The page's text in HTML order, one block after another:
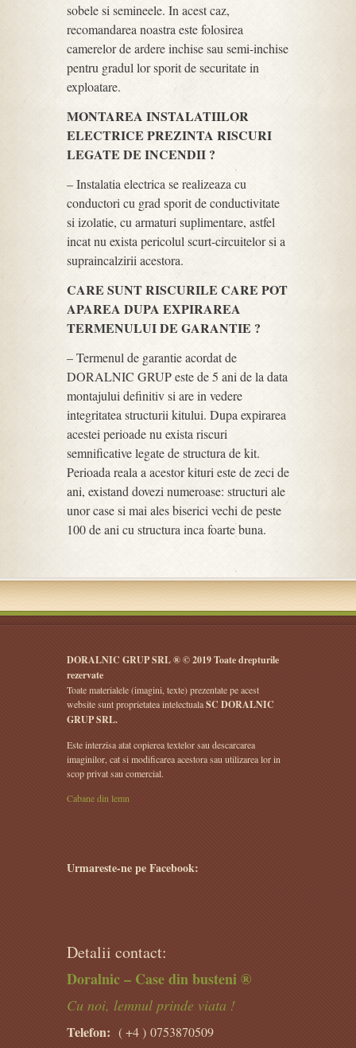
sobele si semineele. In acest caz,
recomandarea noastra este folosirea
camerelor de ardere inchise sau semi-inchise
pentru gradul lor sporit de securitate in
exploatare.
MONTAREA INSTALATIILOR
ELECTRICE PREZINTA RISCURI
LEGATE DE INCENDII ?
– Instalatia electrica se realizeaza cu
conductori cu grad sporit de conductivitate
si izolatie, cu armaturi suplimentare, astfel
incat nu exista pericolul scurt-circuitelor si a
supraincalzirii acestora.
CARE SUNT RISCURILE CARE POT
APAREA DUPA EXPIRAREA
TERMENULUI DE GARANTIE ?
– Termenul de garantie acordat de
DORALNIC GRUP este de 5 ani de la data
montajului definitiv si are in vedere
integritatea structurii kitului. Dupa expirarea
acestei perioade nu exista riscuri
semnificative legate de structura de kit.
Perioada reala a acestor kituri este de zeci de
ani, existand dovezi numeroase: structuri ale
unor case si mai ales biserici vechi de peste
100 de ani cu structura inca foarte buna.
DORALNIC GRUP SRL ® © 2019 Toate drepturile
rezervate
Toate materialele (imagini, texte) prezentate pe acest
website sunt proprietatea intelectualaSC DORALNIC
GRUP SRL.
Este interzisa atat copierea textelor sau descarcarea
imaginilor, cat si modificarea acestora sau utilizarea lor in
scop privat sau comercial.
Cabane din lemn
Urmareste-ne pe Facebook:
Detalii contact:
Doralnic – Case din busteni ®
Cu noi, lemnul prinde viata !
Telefon: ( +4 ) 0753870509